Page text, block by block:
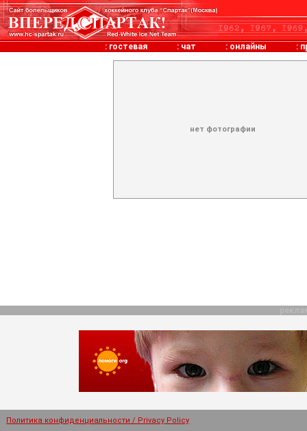
: гостевая : чат : онлайны :
нет фотографии
Политика конфиденциальности / Privacy Policy